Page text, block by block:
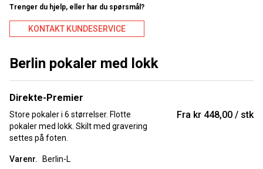
Trenger du hjelp, eller har du spørsmål?
KONTAKT KUNDESERVICE
Berlin pokaler med lokk
Direkte-Premier
Store pokaler i 6 størrelser. Flotte
pokaler med lokk. Skilt med gravering
settes på foten.
Varenr. Berlin-L
Fra kr 448,00 stk